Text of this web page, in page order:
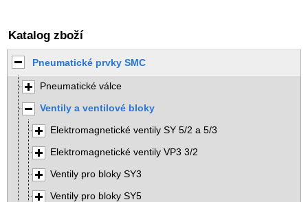
Katalog zboží
Pneumatické prvky SMC
Pneumatické válce
Ventily a ventilové bloky
Elektromagnetické ventily SY 5/2 a 5/3
Elektromagnetické ventily VP3 3/2
Ventily pro bloky SY3
Ventily pro bloky SY5